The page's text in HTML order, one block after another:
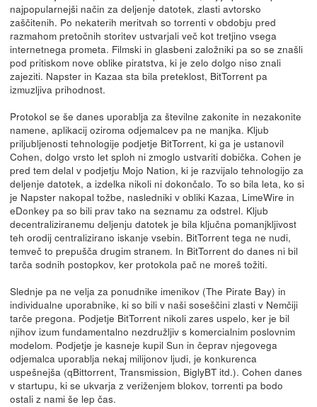
najpopularnejši način za deljenje datotek, zlasti avtorsko
zaščitenih. Po nekaterih meritvah so torrenti v obdobju pred
razmahom pretočnih storitev ustvarjali več kot tretjino vsega
internetnega prometa. Filmski in glasbeni založniki pa so se znašli
pod pritiskom nove oblike piratstva, ki je zelo dolgo niso znali
zajeziti. Napster in Kazaa sta bila preteklost, BitTorrent pa
izmuzljiva prihodnost.
Protokol se še danes uporablja za številne zakonite in nezakonite
namene, aplikacij oziroma odjemalcev pa ne manjka. Kljub
priljubljenosti tehnologije podjetje BitTorrent, ki ga je ustanovil
Cohen, dolgo vrsto let sploh ni zmoglo ustvariti dobička. Cohen je
pred tem delal v podjetju Mojo Nation, ki je razvijalo tehnologijo za
deljenje datotek, a izdelka nikoli ni dokončalo. To so bila leta, ko si
je Napster nakopal tožbe, nasledniki v obliki Kazaa, LimeWire in
eDonkey pa so bili prav tako na seznamu za odstrel. Kljub
decentraliziranemu deljenju datotek je bila ključna pomanjkljivost
teh orodij centralizirano iskanje vsebin. BitTorrent tega ne nudi,
temveč to prepušča drugim stranem. In BitTorrent do danes ni bil
tarča sodnih postopkov, ker protokola pač ne moreš tožiti.
Slednje pa ne velja za ponudnike imenikov (The Pirate Bay) in
individualne uporabnike, ki so bili v naši soseščini zlasti v Nemčiji
tarče pregona. Podjetje BitTorrent nikoli zares uspelo, ker je bil
njihov izum fundamentalno nezdružljiv s komercialnim poslovnim
modelom. Podjetje je kasneje kupil Sun in čeprav njegovega
odjemalca uporablja nekaj milijonov ljudi, je konkurenca
uspešnejša (qBittorrent, Transmission, BiglyBT itd.). Cohen danes
v startupu, ki se ukvarja z veriženjem blokov, torrenti pa bodo
ostali z nami še lep čas.